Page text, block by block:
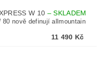
W 10 –SKLADEM
80 nově definují allmountain
11 490 Kč